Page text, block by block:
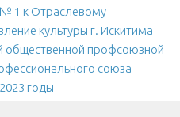
1 к Отраслевому
культуры г. Искитима
общественной профсоюзной
союза
годы